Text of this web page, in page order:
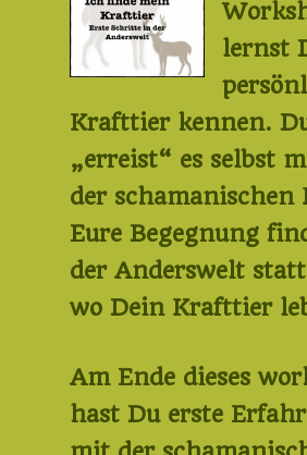
lernst
Krafttier kennen.
„erreist“ es selbst
der schamanischen
Eure Begegnung
der Anderswelt
wo Dein Krafttier
Am Ende dieses
hast Du erste